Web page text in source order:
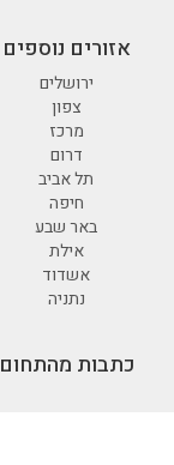
אזורים נוספים
ירושלים
צפון
מרכז
דרום
תל אביב
חיפה
באר שבע
אילת
אשדוד
נתניה
כתבות מהתחום